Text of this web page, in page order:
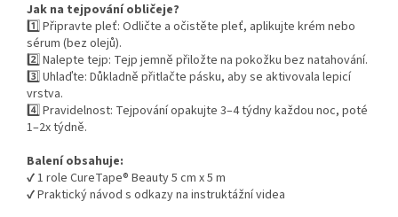
Jak na tejpování obličeje?
1️⃣ Připravte pleť: Odličte a očistěte pleť, aplikujte krém nebo
sérum (bez olejů).
2️⃣ Nalepte tejp: Tejp jemně přiložte na pokožku bez natahování.
3️⃣ Uhlaďte: Důkladně přitlačte pásku, aby se aktivovala lepicí
vrstva.
4️⃣ Pravidelnost: Tejpování opakujte 3–4 týdny každou noc, poté
1–2x týdně.
Balení obsahuje:
✔️ 1 role CureTape® Beauty 5 cm x 5 m
✔️ Praktický návod s odkazy na instruktážní videa